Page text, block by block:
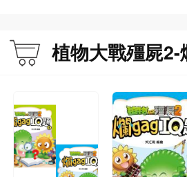
植物大戰殭屍